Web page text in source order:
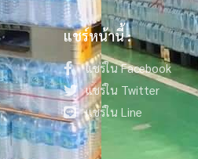
แชร์หน้านี้ :
แชร์ใน Facebook
แชร์ใน Twitter
แชร์ใน Line